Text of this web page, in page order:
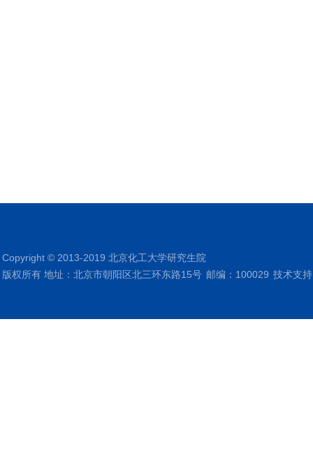
Copyright © 2013-2019 北京化工大学研究生院
版权所有 地址：北京市朝阳区北三环东路15号 邮编：100029 技术支